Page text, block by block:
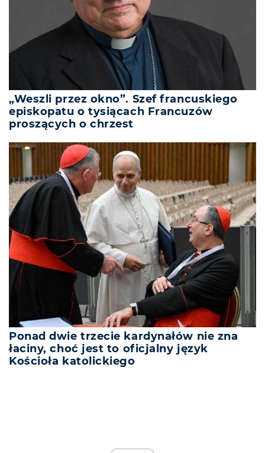
„Weszli przez okno”. Szef francuskiego
episkopatu o tysiącach Francuzów
proszących o chrzest
Ponad dwie trzecie kardynałów nie zna
łaciny, choć jest to oficjalny język
Kościoła katolickiego